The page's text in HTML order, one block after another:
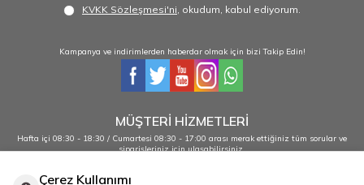
KVKK Sözleşmesi'ni , okudum, kabul ediyorum.
Kampanya ve indirimlerden haberdar olmak için bizi Takip Edin!
MÜŞTERİ HİZMETLERİ
Hafta içi 08:30 - 18:30 / Cumartesi 08:30 - 17:00 arası merak ettiğiniz tüm sorular ve
siparişleriniz için ulaşabilirsiniz.
0232 484 38 44 - 0533 330 88 95
Çerez Kullanımı